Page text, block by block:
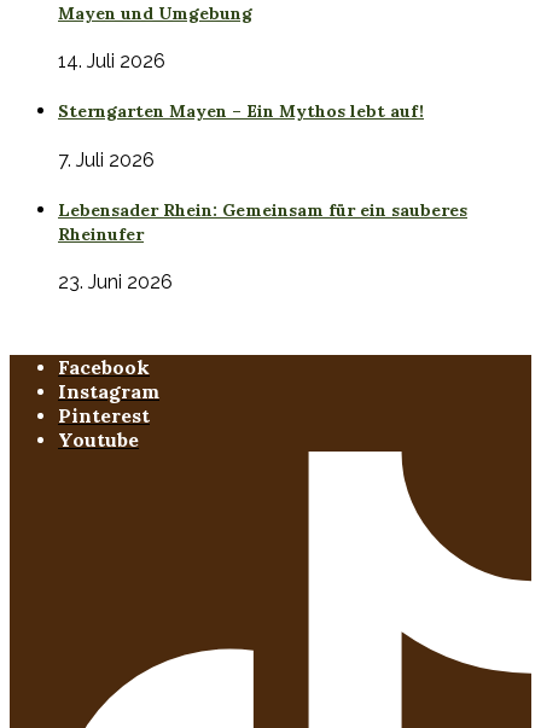
Mayen und Umgebung
14. Juli 2026
Sterngarten Mayen – Ein Mythos lebt auf!
7. Juli 2026
Lebensader Rhein: Gemeinsam für ein sauberes
Rheinufer
23. Juni 2026
Facebook
Instagram
Pinterest
Youtube